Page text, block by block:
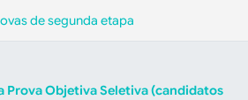
de segunda etapa
Prova Objetiva Seletiva(candidatos